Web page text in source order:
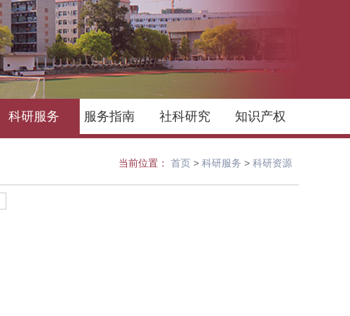
科研服务 服务指南 社科研究 知识产权
当前位置： 首页 > 科研服务 > 科研资源